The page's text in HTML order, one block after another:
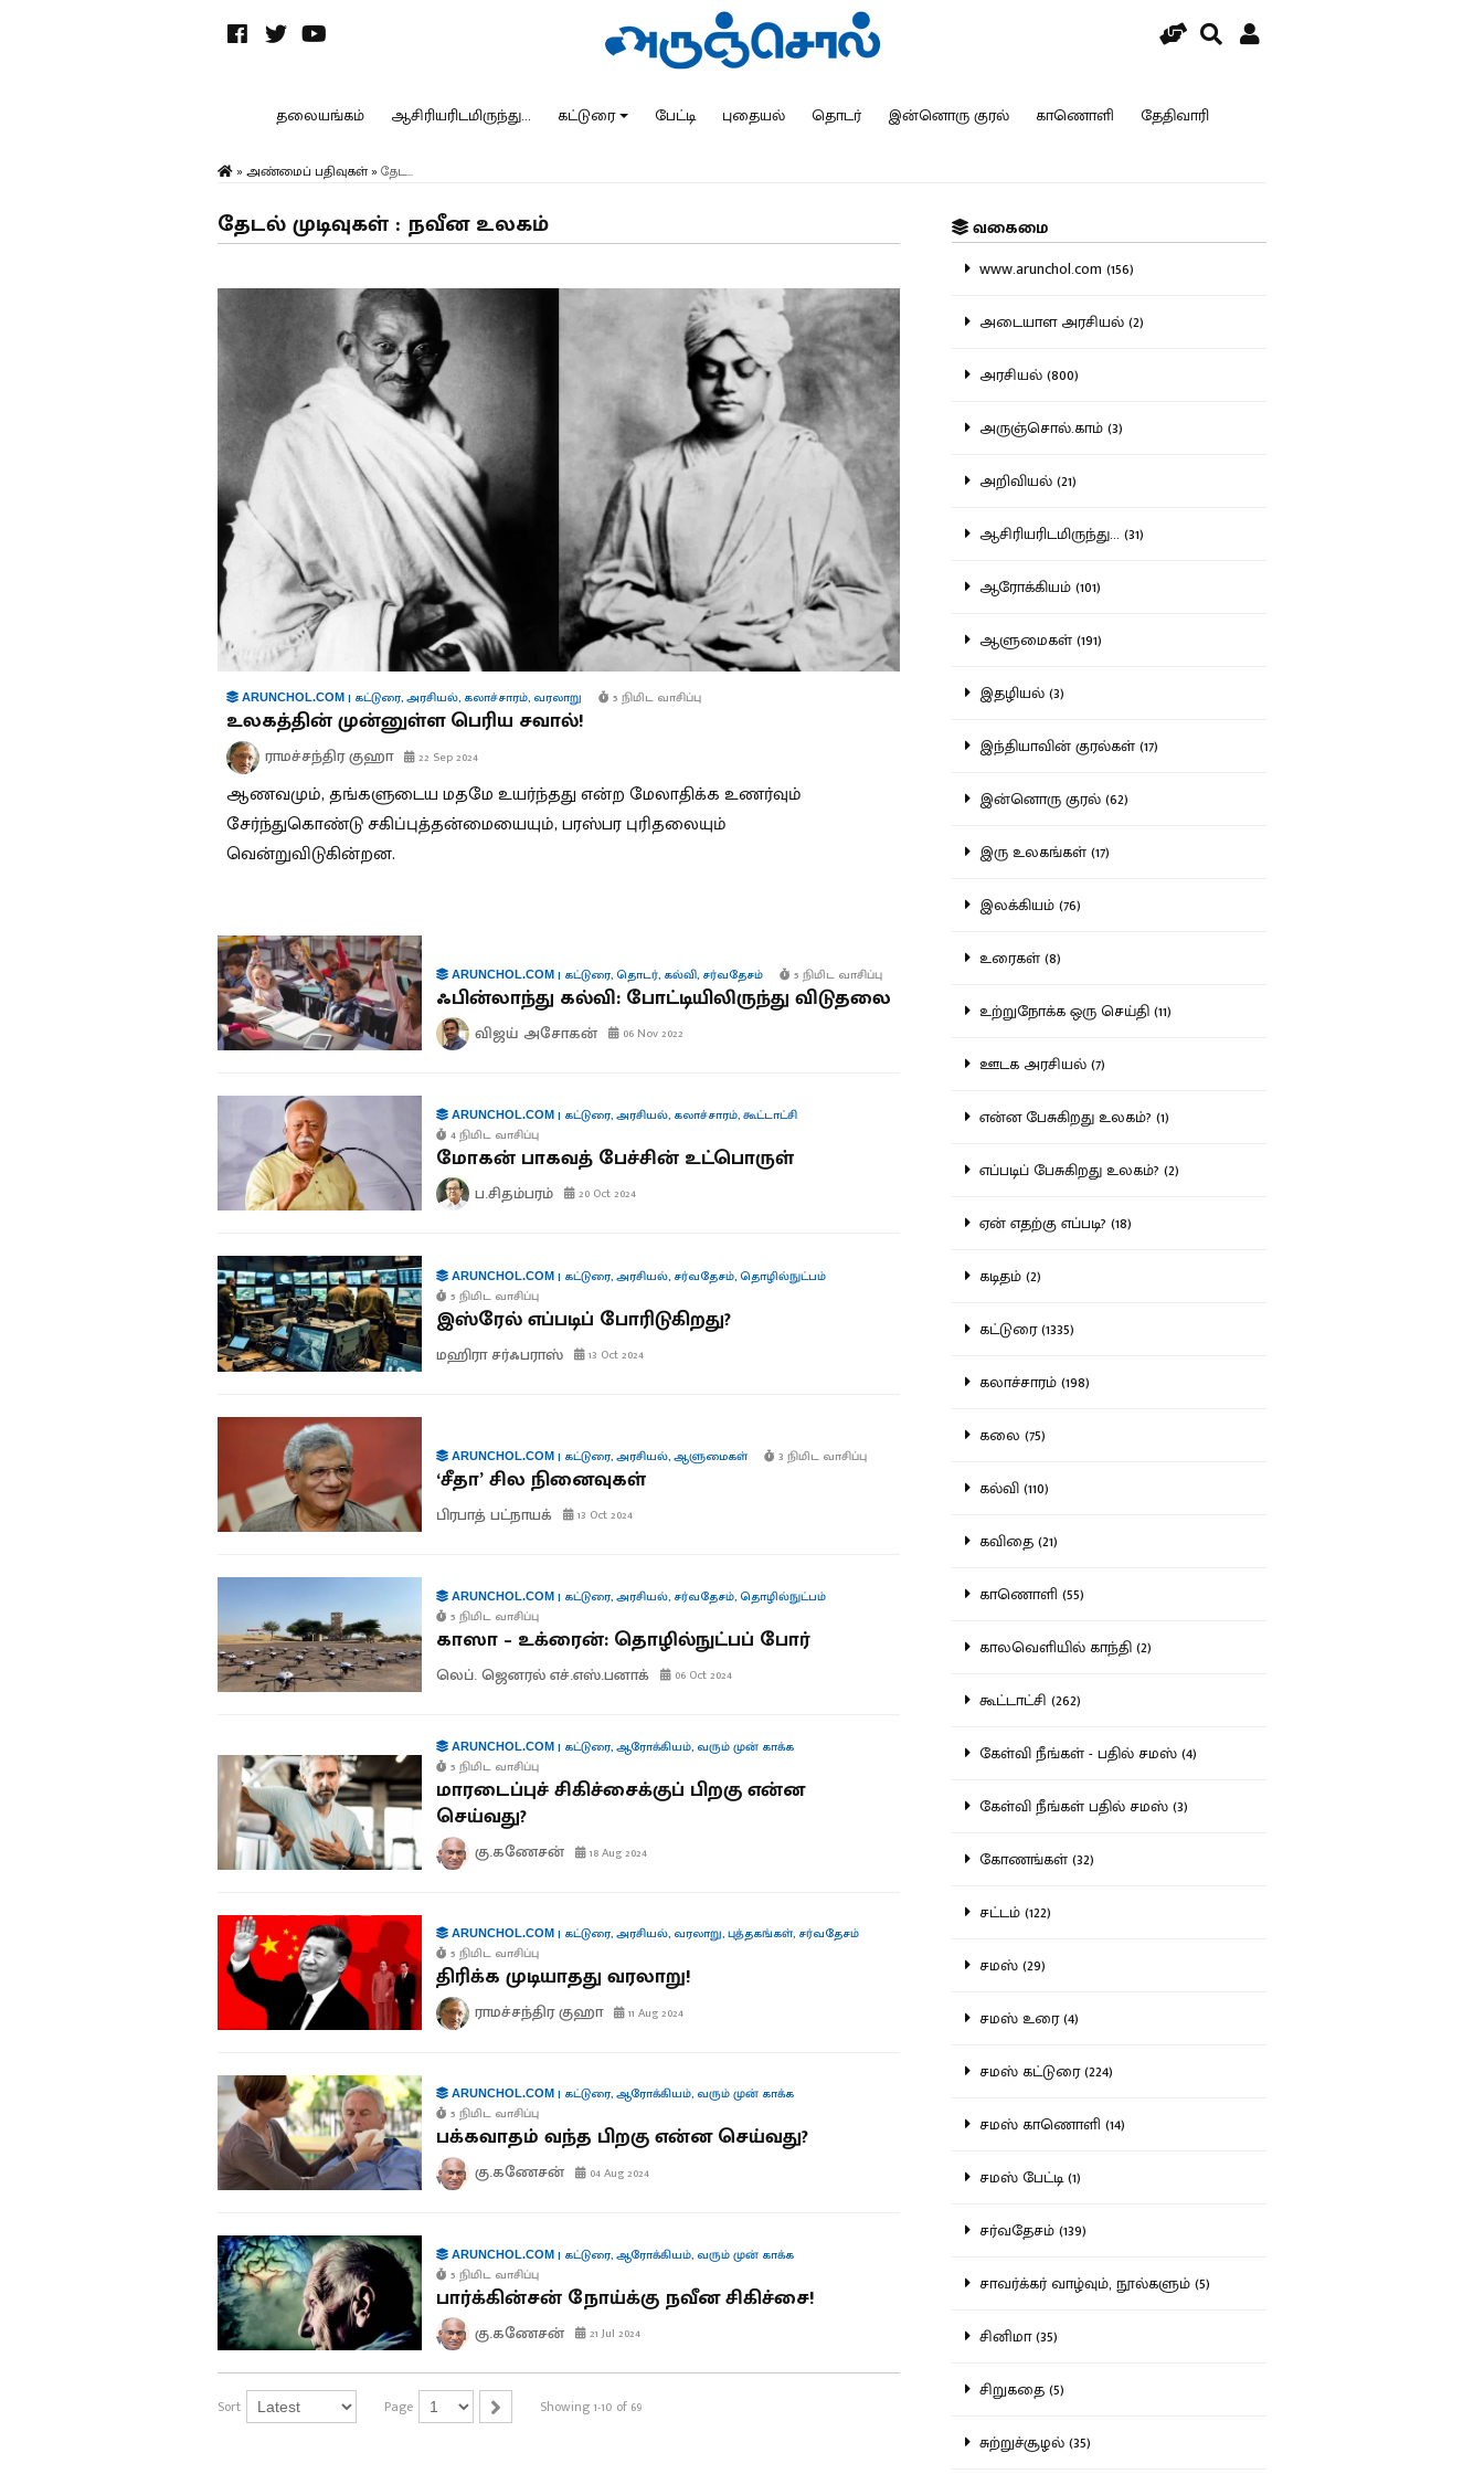
தலையங்கம் ஆசிரியரிடமிருந்து... கட்டுரை பேட்டி புதையல் தொடர் இன்னொரு குரல் காணொளி தேதிவாரி
» அண்மைப் பதிவுகள்» தேட...
தேடல் முடிவுகள் : நவீன உலகம்
ARUNCHOL.COM | கட்டுரை,அரசியல், கலாச்சாரம், வரலாறு 5 நிமிட வாசிப்பு
உலகத்தின் முன்னுள்ள பெரிய சவால்!
ராமச்சந்திர குஹா 22 Sep 2024
ஆணவமும், தங்களுடைய மதமே உயர்ந்தது என்ற மேலாதிக்க உணர்வும்
சேர்ந்துகொண்டு சகிப்புத்தன்மையையும், பரஸ்பர புரிதலையும்
வென்றுவிடுகின்றன.
ARUNCHOL.COM| கட்டுரை,தொடர், கல்வி, சர்வதேசம் 5 நிமிட வாசிப்பு
ஃபின்லாந்து கல்வி: போட்டியிலிருந்து விடுதலை
விஜய் அசோகன் 06 Nov 2022
ARUNCHOL.COM| கட்டுரை,அரசியல், கலாச்சாரம்,கூட்டாட்சி
4 நிமிட வாசிப்பு
மோகன் பாகவத் பேச்சின் உட்பொருள்
ப.சிதம்பரம் 20 Oct 2024
ARUNCHOL.COM| கட்டுரை,அரசியல், சர்வதேசம்,தொழில்நுட்பம்
5 நிமிட வாசிப்பு
இஸ்ரேல் எப்படிப் போரிடுகிறது?
மஹிரா சர்ஃபராஸ் 13 Oct 2024
ARUNCHOL.COM| கட்டுரை,அரசியல்,ஆளுமைகள் 3 நிமிட வாசிப்பு
‘சீதா’ சில நினைவுகள்
பிரபாத் பட்நாயக் 13 Oct 2024
ARUNCHOL.COM| கட்டுரை,அரசியல், சர்வதேசம்,தொழில்நுட்பம்
5 நிமிட வாசிப்பு
காஸா – உக்ரைன்: தொழில்நுட்பப் போர்
லெப். ஜெனரல் எச்.எஸ்.பனாக் 06 Oct 2024
ARUNCHOL.COM| கட்டுரை,ஆரோக்கியம், வரும் முன் காக்க
5 நிமிட வாசிப்பு
மாரடைப்புச் சிகிச்சைக்குப் பிறகு என்ன
செய்வது?
கு.கணேசன் 18 Aug 2024
ARUNCHOL.COM| கட்டுரை,அரசியல், வரலாறு,புத்தகங்கள், சர்வதேசம்
5 நிமிட வாசிப்பு
திரிக்க முடியாதது வரலாறு!
ராமச்சந்திர குஹா 11 Aug 2024
ARUNCHOL.COM| கட்டுரை,ஆரோக்கியம், வரும் முன் காக்க
5 நிமிட வாசிப்பு
பக்கவாதம் வந்த பிறகு என்ன செய்வது?
கு.கணேசன் 04 Aug 2024
ARUNCHOL.COM| கட்டுரை,ஆரோக்கியம், வரும் முன் காக்க
5 நிமிட வாசிப்பு
பார்க்கின்சன் நோய்க்கு நவீன சிகிச்சை!
கு.கணேசன் 21 Jul 2024
Sort Page Showing 1-10 of 69
வகைமை
www.arunchol.com (156)
அடையாள அரசியல் (2)
அரசியல் (800)
அருஞ்சொல்.காம் (3)
அறிவியல் (21)
ஆசிரியரிடமிருந்து... (31)
ஆரோக்கியம் (101)
ஆளுமைகள் (191)
இதழியல் (3)
இந்தியாவின் குரல்கள் (17)
இன்னொரு குரல் (62)
இரு உலகங்கள் (17)
இலக்கியம் (76)
உரைகள் (8)
உற்றுநோக்க ஒரு செய்தி (11)
ஊடக அரசியல் (7)
என்ன பேசுகிறது உலகம்? (1)
எப்படிப் பேசுகிறது உலகம்? (2)
ஏன் எதற்கு எப்படி? (18)
கடிதம் (2)
கட்டுரை (1335)
கலாச்சாரம் (198)
கலை (75)
கல்வி (110)
கவிதை (21)
காணொளி (55)
காலவெளியில் காந்தி (2)
கூட்டாட்சி (262)
கேள்வி நீங்கள் - பதில் சமஸ் (4)
கேள்வி நீங்கள் பதில் சமஸ் (3)
கோணங்கள் (32)
சட்டம் (122)
சமஸ் (29)
சமஸ் உரை (4)
சமஸ் கட்டுரை (224)
சமஸ் காணொளி (14)
சமஸ் பேட்டி (1)
சர்வதேசம் (139)
சாவர்க்கர் வாழ்வும், நூல்களும் (5)
சினிமா (35)
சிறுகதை (5)
சுற்றுச்சூழல் (35)